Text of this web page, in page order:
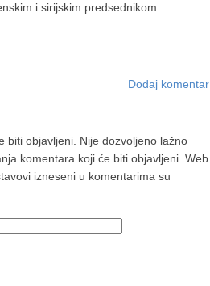
i sirijskim predsednikom
Dodaj komentar
biti objavljeni. Nije dozvoljeno lažno
komentara koji će biti objavljeni. Web
izneseni u komentarima su